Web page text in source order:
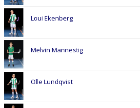
Loui Ekenberg
Melvin Mannestig
Olle Lundqvist